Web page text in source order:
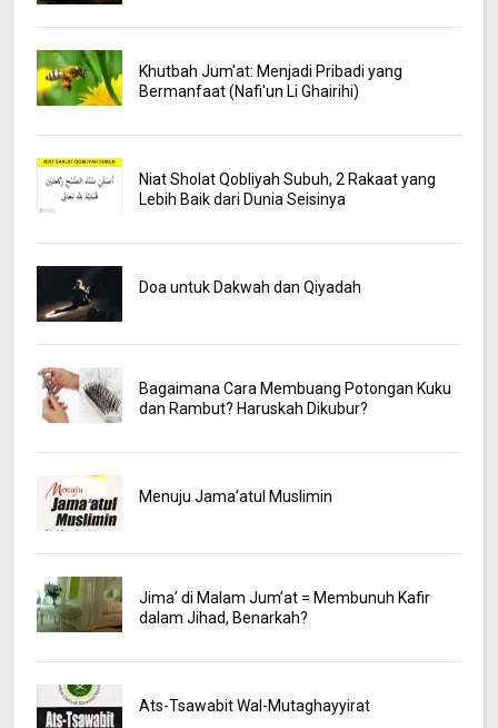
Khutbah Jum'at: Menjadi Pribadi yang
Bermanfaat (Nafi'un Li Ghairihi)
Niat Sholat Qobliyah Subuh, 2 Rakaat yang
Lebih Baik dari Dunia Seisinya
Doa untuk Dakwah dan Qiyadah
Bagaimana Cara Membuang Potongan Kuku
dan Rambut? Haruskah Dikubur?
Menuju Jama’atul Muslimin
Jima’ di Malam Jum’at = Membunuh Kafir
dalam Jihad, Benarkah?
Ats-Tsawabit Wal-Mutaghayyirat